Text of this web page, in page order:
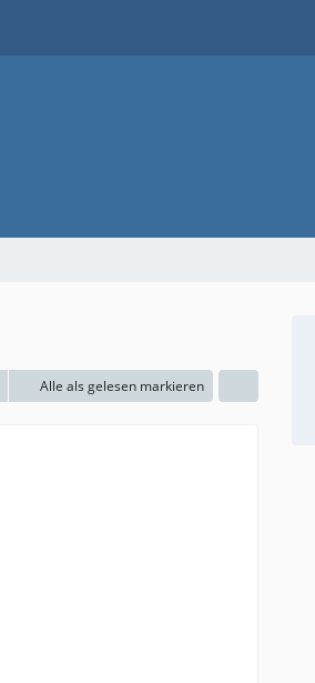
Alle als gelesen markieren